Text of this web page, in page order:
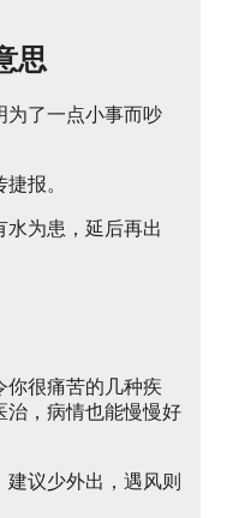
思
为了一点小事而吵
报。
水为患，延后再出
你很痛苦的几种疾
治，病情也能慢慢好
议少外出，遇风则